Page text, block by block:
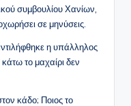
συμβουλίου Χανίων,
σε μηνύσεις.
η υπάλληλος
κάτω το μαχαίρι δεν
κάδο; Ποιος το